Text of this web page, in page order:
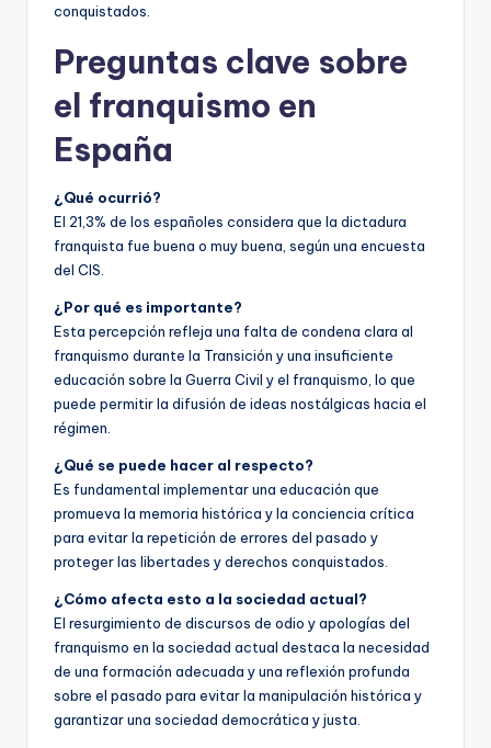
conquistados.
Preguntas clave sobre
el franquismo en
España
¿Qué ocurrió?
El 21,3% de los españoles considera que la dictadura
franquista fue buena o muy buena, según una encuesta
del CIS.
¿Por qué es importante?
Esta percepción refleja una falta de condena clara al
franquismo durante la Transición y una insuficiente
educación sobre la Guerra Civil y el franquismo, lo que
puede permitir la difusión de ideas nostálgicas hacia el
régimen.
¿Qué se puede hacer al respecto?
Es fundamental implementar una educación que
promueva la memoria histórica y la conciencia crítica
para evitar la repetición de errores del pasado y
proteger las libertades y derechos conquistados.
¿Cómo afecta esto a la sociedad actual?
El resurgimiento de discursos de odio y apologías del
franquismo en la sociedad actual destaca la necesidad
de una formación adecuada y una reflexión profunda
sobre el pasado para evitar la manipulación histórica y
garantizar una sociedad democrática y justa.